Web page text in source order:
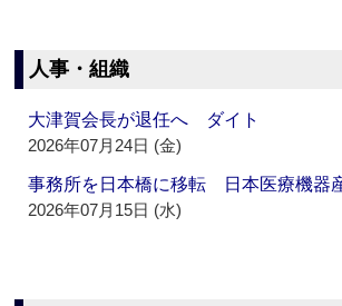
人事・組織
大津賀会長が退任へ ダイト
2026年07月24日 (金)
事務所を日本橋に移転 日本医療機器
2026年07月15日 (水)